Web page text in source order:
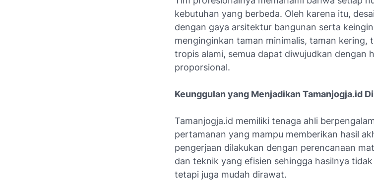
kebutuhan yang berbeda. Oleh karena itu,
dengan gaya arsitektur bangunan serta
menginginkan taman minimalis, taman kering,
tropis alami, semua dapat diwujudkan dengan
proporsional.
Keunggulan yang Menjadikan Tamanjogja.id
Tamanjogja.id memiliki tenaga ahli
pertamanan yang mampu memberikan hasil
pengerjaan dilakukan dengan perencanaan
dan teknik yang efisien sehingga hasilnya
tetapi juga mudah dirawat.